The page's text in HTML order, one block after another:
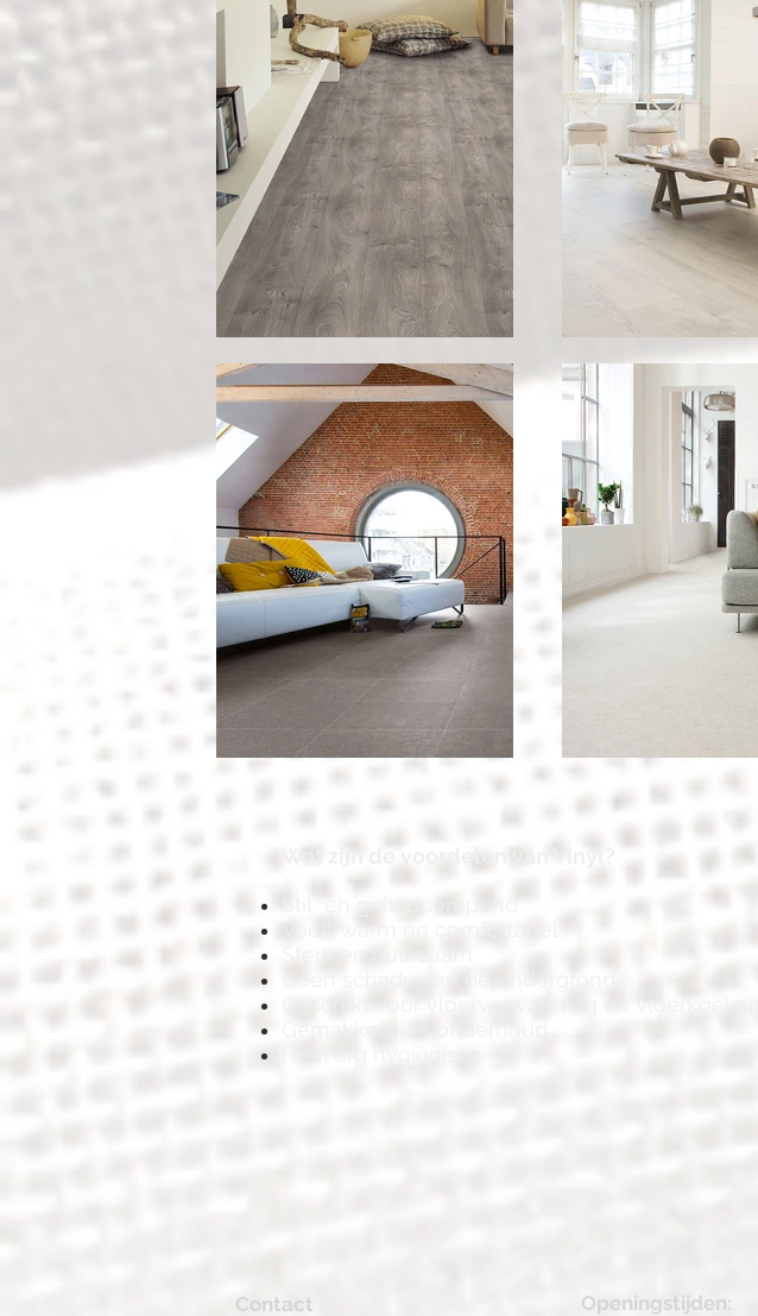
Wat zijn de voordelen van Vinyl?
Stil en geluiddempend
Voelt warm en comfortabel
Geen schade aan de ondergrond.
Geschikt voor vloerverwarming en vloerkoeling
Contact Openingstijden: